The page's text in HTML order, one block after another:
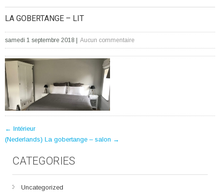
LA GOBERTANGE – LIT
samedi 1 septembre 2018 Aucun commentaire
POST
NAVIGATION
← Intérieur
(Nederlands) La gobertange – salon →
CATEGORIES
Uncategorized